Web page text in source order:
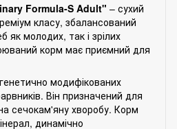
Formula-S Adult" – сухий
класу, збалансований
як молодих, так і зрілих
корм має приємний для
модифікованих
Він призначений для
сечокам'яну хворобу. Корм
динамічно